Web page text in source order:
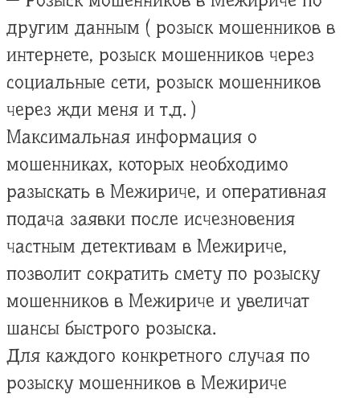
другим данным ( розыск мошенников в
интернете, розыск мошенников через
социальные сети, розыск мошенников
через жди меня и т.д. )
Максимальная информация о
мошенниках, которых необходимо
разыскать в Межириче, и оперативная
подача заявки после исчезновения
частным детективам в Межириче,
позволит сократить смету по розыску
мошенников в Межириче и увеличат
шансы быстрого розыска.
Для каждого конкретного случая по
розыску мошенников в Межириче